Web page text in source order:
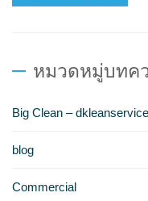
หมวดหมู่บทค
Big Clean –
blog
Commercial